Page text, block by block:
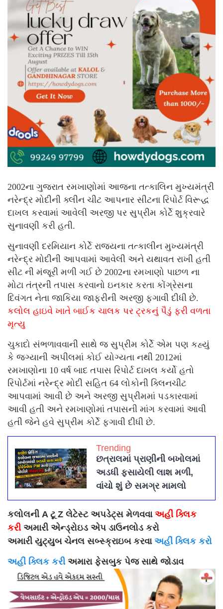
2002ના ગુજરાત રમખાણોમાં આજના તત્કાલિન મુખ્યમંત્રી
નરેન્દ્ર મોદીની ક્લીન ચીટ આપનાર સીટના રિપોર્ટ વિરૂદ્ધ
દાખલ કરવામાં આવેલી અરજી પર સુપ્રીમ કોર્ટે શુક્રવારે
સુનાવણી કરી હતી.
સુનાવણી દરમિયાન કોર્ટે રાજ્યના તત્કાલીન મુખ્યમંત્રી
નરેન્દ્ર મોદીની આપવામાં આવેલી અને યથાવત રાખી હતી
સીટ ની મંજૂરી મળી ગઈ છે 2002ના રમખાણો પાછળ ના
મોટા તંત્રની તપાસ કરવાનો ઇનકાર કરતા કોંગ્રેસના
દિવંગત નેતા જાકિયા જાફરીની અરજી ફગાવી દીધી છે.
કલોલ હાઇવે ખાતે બાઈક ચાલક પર ટ્રકનું પૈડું ફરી વળતા
મૃત્યુ
ચુકાદો સંભળાવવાની સાથે જ સુપ્રીમ કોર્ટે એમ પણ કહ્યું
કે જગ્યાની અપીલમાં કોઈ યોગ્યતા નથી 2012માં
રમખાણોના 10 વર્ષ બાદ તપાસ રિપોર્ટ દાખલ કર્યો હતો
રિપોર્ટમાં નરેન્દ્ર મોદી સહિત 64 લોકોની ક્લિનચીટ
આપવામાં આવી છે અને અરજી સુપ્રીમમાં પડકારવામાં
આવી હતી અને રમખાણોમાં તપાસની માંગ કરવામાં આવી
હતી જેને હવે સુપ્રીમ કોર્ટે ફગાવી દીધી છે.
Trending
છત્રાલમાં પ્રાણીની બખોલમાં
અડધી ફસાયેલી લાશ મળી,
વાંચો શું છે સમગ્ર મામલો
કલોલની A ટૂ Z લેટેસ્ટ અપડેટ્સ મેળવવા અહીં ક્લિક
કરી અમારી એન્ડ્રોઇડ એપ ડાઉનલોડ કરો
અમારી યુટ્યુબ ચેનલ સબ્સ્ક્રાઇબ કરવા અહીં ક્લિક કરો
અહીં ક્લિક કરી અમારા ફેસબુક પેજ સાથે જોડાવ